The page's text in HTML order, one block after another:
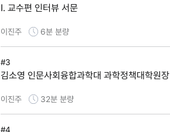
Ⅰ. 교수편 인터뷰 서문
이진주 6분 분량
#3
김소영 인문사회융합과학대 과학정책대학원장
이진주 32분 분량
#4